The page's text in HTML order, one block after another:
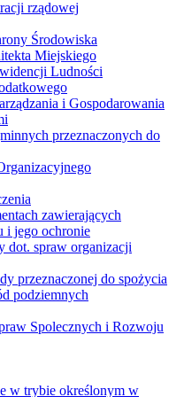
rządowej
Środowiska
Miejskiego
Ludności
i Gospodarowania
przeznaczonych do
zawierających
i jego ochronie
dot. spraw organizacji
przeznaczonej do spożycia
podziemnych
Spolecznych i Rozwoju
w trybie określonym w